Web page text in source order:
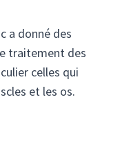
a donné des
traitement des
celles qui
et les os.